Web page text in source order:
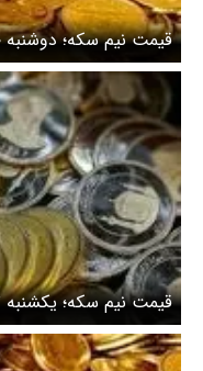
قیمت نیم سکه؛ دوشنبه ۲۰ اسفند
قیمت نیم سکه؛ یکشنبه ۱۷ فروردین